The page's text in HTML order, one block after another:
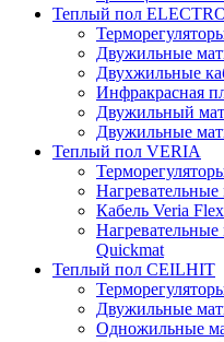
Теплый пол
Двужильные
Двухжильные
Инфракрасная
Двужильный
Двужильные
Теплый пол VERIA
Кабель Veria
Quickmat
Теплый пол CEILHIT
Двужильные
Одножильные